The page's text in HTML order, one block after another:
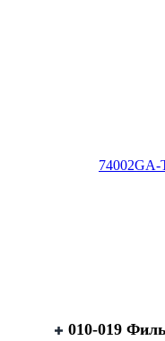
74002GA-
010-019